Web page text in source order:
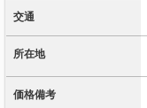
交通
所在地
価格備考